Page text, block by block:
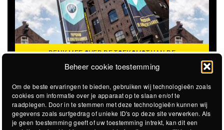
Beheer cookie toestemming
Om de beste ervaringen te bieden, gebruiken wij technologieën zoals
cookies om informatie over je apparaat op te slaan en/of te
raadplegen. Door in te stemmen met deze technologieën kunnen wij
gegevens zoals surfgedrag of unieke ID's op deze site verwerken. Als
je geen toestemming geeft of uw toestemming intrekt, kan dit een
DENK MEE OVER DE TOEKOMST VAN DE
KROEPOEKFABRIEK